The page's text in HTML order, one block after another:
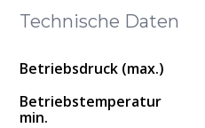
Technische Daten
Betriebsdruck (max.)
Betriebstemperatur
min.